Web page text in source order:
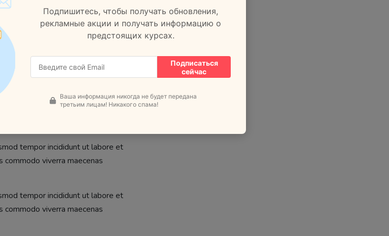
tempor incididunt ut labore et
commodo viverra maecenas
tempor incididunt ut labore et
viverra maecenas
tempor incididunt ut labore et
commodo viverra maecenas
tempor incididunt ut labore et
commodo viverra maecenas
Подпишитесь, чтобы получать обновления,
рекламные акции и получать информацию о
предстоящих курсах.
Подписаться
сейчас
Ваша информация никогда не будет передана
третьим лицам! Никакого спама!